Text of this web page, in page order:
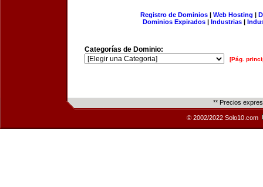
Registro de Dominios| Web Hosting |
Dominios Expirados | Industrias |
Categorías de Dominio:
[Pág.
** Precios
© 2002/2022 Solo10.com